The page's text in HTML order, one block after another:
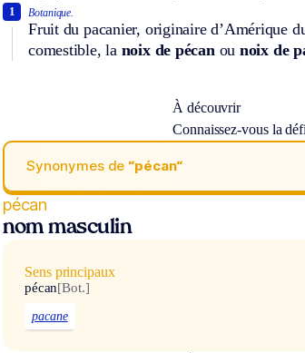
Botanique.
Fruit du pacanier, originaire d’Amérique
comestible, la noix de pécan ou noix de
1
À découvrir
Connaissez-vous la
Synonymes de “pécan“
pécan
nom masculin
Sens principaux
pécan[Bot.]
pacane